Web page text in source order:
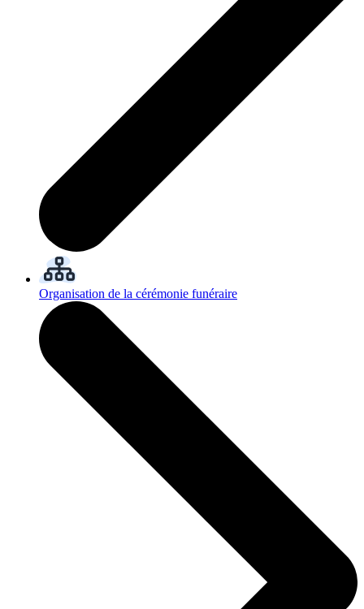
Organisation de la cérémonie funéraire